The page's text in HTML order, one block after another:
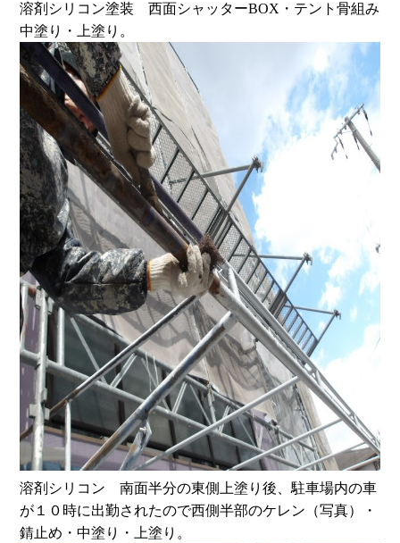
溶剤シリコン塗装 西面シャッターBOX・テント骨組み
中塗り・上塗り。
溶剤シリコン 南面半分の東側上塗り後、駐車場内の車
が１０時に出勤されたので西側半部のケレン（写真）・
錆止め・中塗り・上塗り。